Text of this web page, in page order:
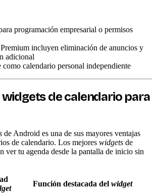
programación empresarial o permisos
incluyen eliminación de anuncios y
adicional
como calendario personal independiente
widgetsde calendario para
de Android es una de sus mayores ventajas
de calendario. Los mejores widgets de
ver tu agenda desde la pantalla de inicio sin
Función destacada del widget